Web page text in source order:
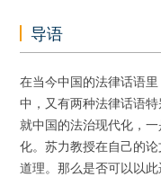
导语
在当今中国的法律话语
中，又有两种法律话语
就中国的法治现代化，
化。苏力教授在自己的
道理。那么是否可以以